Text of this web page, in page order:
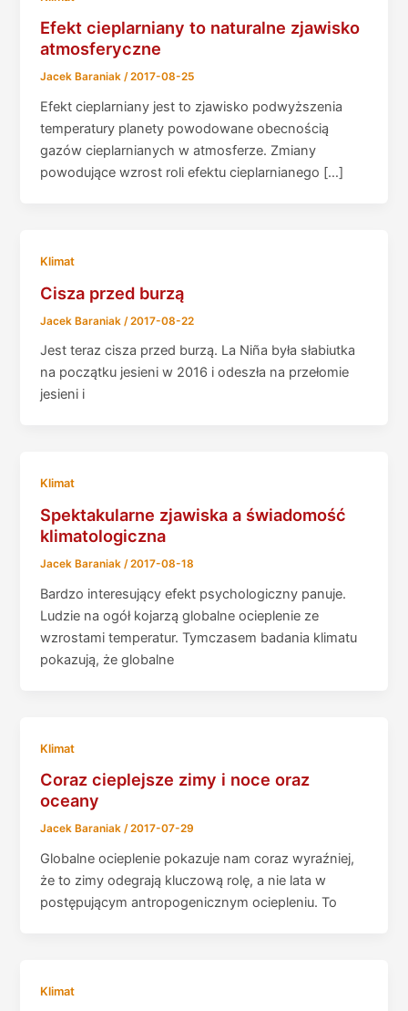
Efekt cieplarniany to naturalne zjawisko
atmosferyczne
Jacek Baraniak/2017-08-25
Efekt cieplarniany jest to zjawisko podwyższenia
temperatury planety powodowane obecnością
gazów cieplarnianych w atmosferze. Zmiany
powodujące wzrost roli efektu cieplarnianego […]
Klimat
Cisza przed burzą
Jacek Baraniak /2017-08-22
Jest teraz cisza przed burzą. La Niña była słabiutka
na początku jesieni w 2016 i odeszła na przełomie
jesieni i
Klimat
Spektakularne zjawiska a świadomość
klimatologiczna
Jacek Baraniak/2017-08-18
Bardzo interesujący efekt psychologiczny panuje.
Ludzie na ogół kojarzą globalne ocieplenie ze
wzrostami temperatur. Tymczasem badania klimatu
pokazują, że globalne
Klimat
Coraz cieplejsze zimy i noce oraz
oceany
Jacek Baraniak/2017-07-29
Globalne ocieplenie pokazuje nam coraz wyraźniej,
że to zimy odegrają kluczową rolę, a nie lata w
postępującym antropogenicznym ociepleniu. To
Klimat